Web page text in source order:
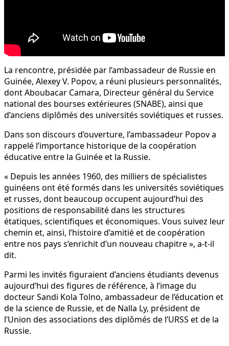
La rencontre, présidée par l’ambassadeur de Russie en
Guinée, Alexey V. Popov, a réuni plusieurs personnalités,
dont Aboubacar Camara, Directeur général du Service
national des bourses extérieures (SNABE), ainsi que
d’anciens diplômés des universités soviétiques et russes.
Dans son discours d’ouverture, l’ambassadeur Popov a
rappelé l’importance historique de la coopération
éducative entre la Guinée et la Russie.
« Depuis les années 1960, des milliers de spécialistes
guinéens ont été formés dans les universités soviétiques
et russes, dont beaucoup occupent aujourd’hui des
positions de responsabilité dans les structures
étatiques, scientifiques et économiques. Vous suivez leur
chemin et, ainsi, l’histoire d’amitié et de coopération
entre nos pays s’enrichit d’un nouveau chapitre », a-t-il
dit.
Parmi les invités figuraient d’anciens étudiants devenus
aujourd’hui des figures de référence, à l’image du
docteur Sandi Kola Tolno, ambassadeur de l’éducation et
de la science de Russie, et de Nalla Ly, président de
l’Union des associations des diplômés de l’URSS et de la
Russie.